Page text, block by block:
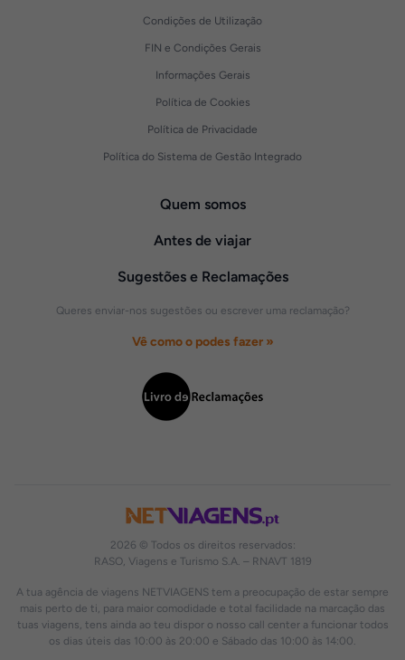
2026 © Todos os direitos reservados:
RASO, Viagens e Turismo S.A. – RNAVT 1819
A tua agência de viagens NETVIAGENS tem a preocupação de estar sempre
mais perto de ti, para maior comodidade e total facilidade na marcação das
tuas viagens, tens ainda ao teu dispor o nosso call center a funcionar todos
os dias úteis das 10:00 às 20:00 e Sábado das 10:00 às 14:00.
Condições de Utilização
FIN e Condições Gerais
Informações Gerais
Política de Cookies
Política de Privacidade
Política do Sistema de Gestão Integrado
Quem somos
Antes de viajar
Sugestões e Reclamações
Queres enviar-nos sugestões ou escrever uma reclamação?
Vê como o podes fazer »